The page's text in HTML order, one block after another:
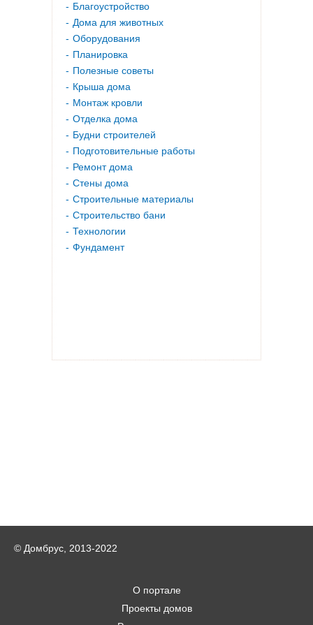
Благоустройство
Дома для животных
Оборудования
Планировка
Полезные советы
Крыша дома
Монтаж кровли
Отделка дома
Будни строителей
Подготовительные работы
Ремонт дома
Стены дома
Строительные материалы
Строительство бани
Технологии
Фундамент
© Домбрус, 2013-2022
О портале
Проекты домов